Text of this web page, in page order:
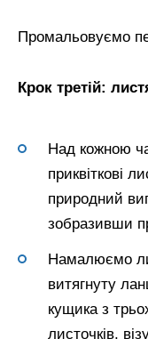
Промальовуємо
Крок третій:
Над кожною
приквіткові
природний
зобразивши
Намалюємо
витягнуту
кущика з
листочків,